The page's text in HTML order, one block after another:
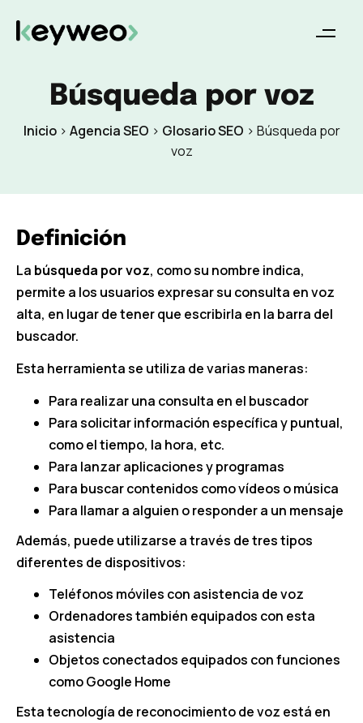
Búsqueda por voz
Inicio> Agencia SEO > Glosario SEO > Búsqueda por
voz
Definición
La búsqueda por voz, como su nombre indica,
permite a los usuarios expresar su consulta en voz
alta, en lugar de tener que escribirla en la barra del
buscador.
Esta herramienta se utiliza de varias maneras:
Para realizar una consulta en el buscador
Para solicitar información específica y puntual,
como el tiempo, la hora, etc.
Para lanzar aplicaciones y programas
Para buscar contenidos como vídeos o música
Para llamar a alguien o responder a un mensaje
Además, puede utilizarse a través de tres tipos
diferentes de dispositivos:
Teléfonos móviles con asistencia de voz
Ordenadores también equipados con esta
asistencia
Objetos conectados equipados con funciones
como Google Home
Esta tecnología de reconocimiento de voz está en